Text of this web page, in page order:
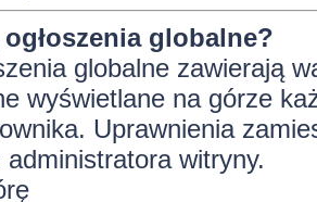
globalne?
globalne zawierają
wyświetlane na górze
Uprawnienia
administratora witryny.